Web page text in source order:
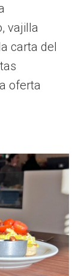
vajilla
carta del
oferta